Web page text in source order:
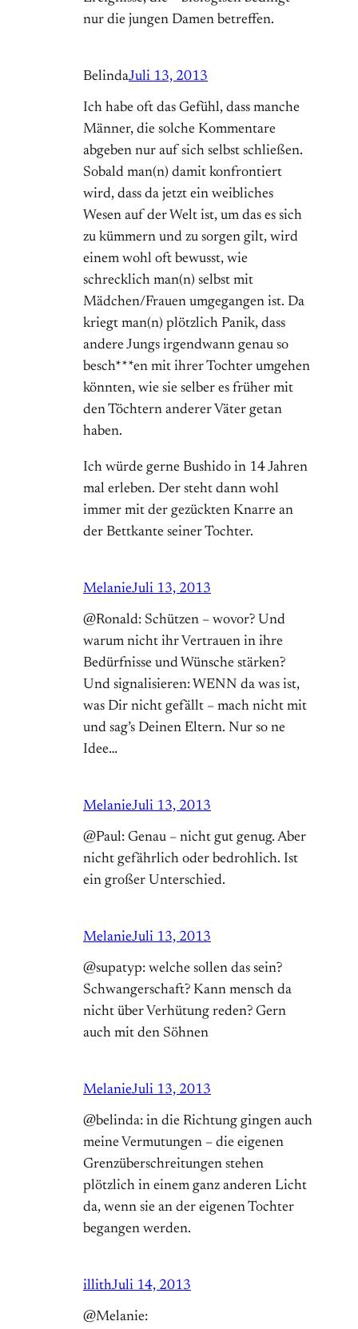
nur die jungen Damen betreffen.
BelindaJuli 13, 2013
Ich habe oft das Gefühl, dass manche
Männer, die solche Kommentare
abgeben nur auf sich selbst schließen.
Sobald man(n) damit konfrontiert
wird, dass da jetzt ein weibliches
Wesen auf der Welt ist, um das es sich
zu kümmern und zu sorgen gilt, wird
einem wohl oft bewusst, wie
schrecklich man(n) selbst mit
Mädchen/Frauen umgegangen ist. Da
kriegt man(n) plötzlich Panik, dass
andere Jungs irgendwann genau so
besch***en mit ihrer Tochter umgehen
könnten, wie sie selber es früher mit
den Töchtern anderer Väter getan
haben.
Ich würde gerne Bushido in 14 Jahren
mal erleben. Der steht dann wohl
immer mit der gezückten Knarre an
der Bettkante seiner Tochter.
MelanieJuli 13, 2013
@Ronald: Schützen – wovor? Und
warum nicht ihr Vertrauen in ihre
Bedürfnisse und Wünsche stärken?
Und signalisieren: WENN da was ist,
was Dir nicht gefällt – mach nicht mit
und sag’s Deinen Eltern. Nur so ne
Idee…
MelanieJuli 13, 2013
@Paul: Genau – nicht gut genug. Aber
nicht gefährlich oder bedrohlich. Ist
ein großer Unterschied.
MelanieJuli 13, 2013
@supatyp: welche sollen das sein?
Schwangerschaft? Kann mensch da
nicht über Verhütung reden? Gern
auch mit den Söhnen
MelanieJuli 13, 2013
@belinda: in die Richtung gingen auch
meine Vermutungen – die eigenen
Grenzüberschreitungen stehen
plötzlich in einem ganz anderen Licht
da, wenn sie an der eigenen Tochter
begangen werden.
illithJuli 14, 2013
@Melanie: